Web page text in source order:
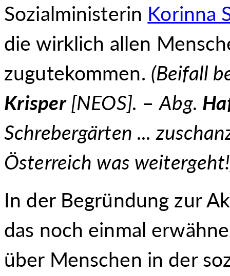
Sozialministerin Korinna
die wirklich allen
zugutekommen. (Beifall
Krisper[NEOS]. –Abg.
Schrebergärten ...
Österreich was
In der Begründung zur
das noch einmal
über Menschen in der